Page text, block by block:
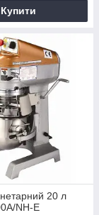
Купити
20 л
NH-E